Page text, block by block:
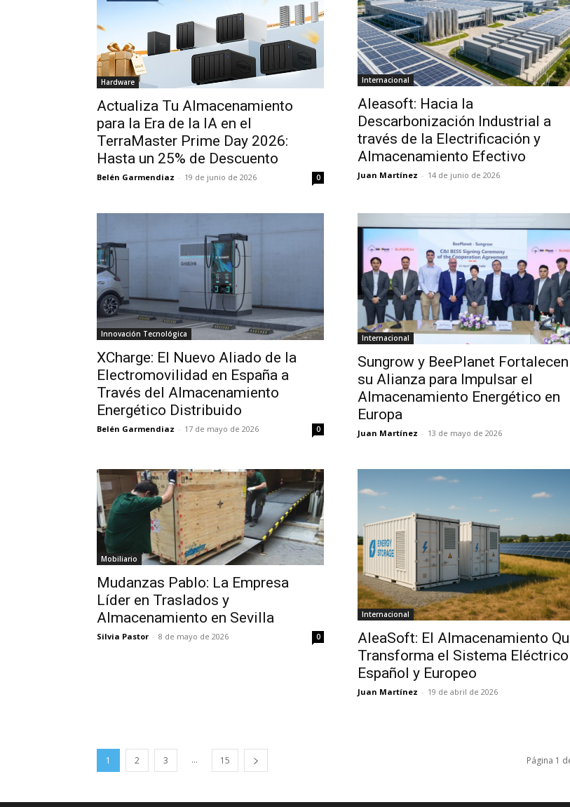
Hardware
Actualiza Tu Almacenamiento
para la Era de la IA en el
TerraMaster Prime Day 2026:
Hasta un 25% de Descuento
Belén Garmendiaz - 19 de junio de 2026 0
Internacional
Aleasoft: Hacia la
Descarbonización Industrial a
través de la Electrificación y
Almacenamiento Efectivo
Juan Martínez - 14 de junio de 2026
Innovación Tecnológica
XCharge: El Nuevo Aliado de la
Electromovilidad en España a
Través del Almacenamiento
Energético Distribuido
Belén Garmendiaz - 17 de mayo de 2026 0
Internacional
Sungrow y BeePlanet Fortalecen
su Alianza para Impulsar el
Almacenamiento Energético en
Europa
Juan Martínez - 13 de mayo de 2026
Mobiliario
Mudanzas Pablo: La Empresa
Líder en Traslados y
Almacenamiento en Sevilla
Silvia Pastor - 8 de mayo de 2026 0
Internacional
AleaSoft: El Almacenamiento
Transforma el Sistema Eléctrico
Español y Europeo
Juan Martínez - 19 de abril de 2026
1 2 3 ... 15 Página 1